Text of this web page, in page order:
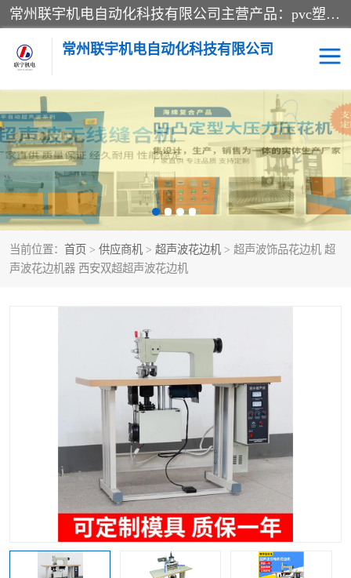
常州联宇机电自动化科技有限公司主营产品：pvc塑料焊机、高频热合机、软膜天花压边机、服装布料凹凸压花机、布料3d压印设备、服装植胶设备、超声波布料花边机、无纺布热合机、全自动压花机。
常州联宇机电自动化科技有限公司
当前位置： 首页 > 供应商机 > 超声波花边机 > 超声波饰品花边机 超
声波花边机器 西安双超超声波花边机
压花定型机以及压花模具 超声波热合机
高频热合机 超声波花边机
超声波复合压花机 凹凸压花机压标机
3040凹凸压花机 双头服装凹凸压花机
其他超声波系列